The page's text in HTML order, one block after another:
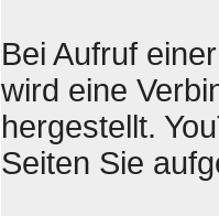
Bei Aufruf
wird eine
hergestellt.
Seiten Sie